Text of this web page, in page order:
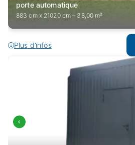
porte automatique
883 cm x 21020 cm – 38,00 m²
Plus d’infos